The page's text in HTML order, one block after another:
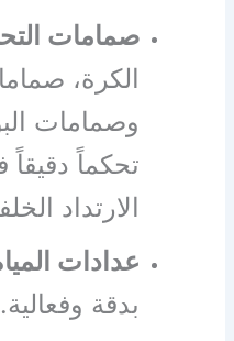
صمامات
الكرة،
وصمامات
تحكماً دقيقاً
الارتداد
عدادات
بدقة وفعالية.